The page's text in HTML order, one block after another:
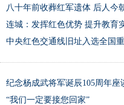
八十年前收葬红军遗体 后人今
连城：发挥红色优势 提升教育
中央红色交通线旧址入选全国
纪念杨成武将军诞辰105周年座
“我们一定要接您回家”